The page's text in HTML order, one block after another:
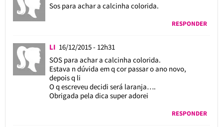
Sos para achar a calcinha colorida.
RESPONDER
LI 16/12/2015 - 12h31
SOS para achar a calcinha colorida.
Estava n dúvida em q cor passar o ano novo,
depois q li
O q escreveu decidi será laranja….
Obrigada pela dica super adorei
RESPONDER